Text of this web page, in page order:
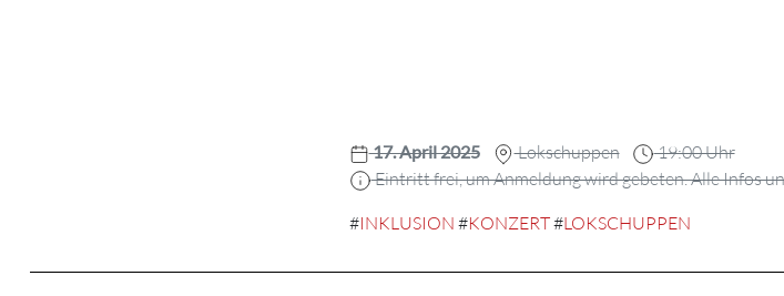
17. April 2025 Lokschuppen
19:00 Uhr
Eintritt frei, um Anmeldung wird gebeten. Alle Infos
#INKLUSION #KONZERT#LOKSCHUPPEN